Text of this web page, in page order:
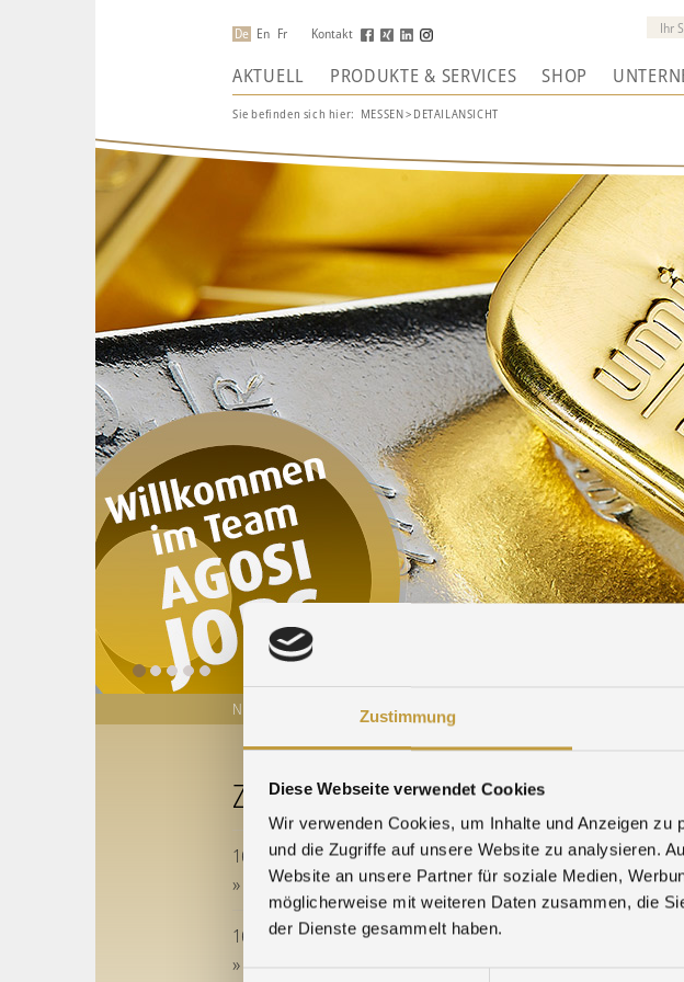
Zustimmung
Diese Webseite verwendet Cookies
Wir verwenden Cookies, um Inhalte und Anzeigen
und die Zugriffe auf unsere Website zu analysieren.
Website an unsere Partner für soziale Medien,
möglicherweise mit weiteren Daten zusammen, die
der Dienste gesammelt haben.
De En Fr Kontakt
AKTUELL PRODUKTE & SERVICES SHOP
Sie befinden sich hier: MESSEN> DETAILANSICHT
NACHRICHTEN EDELMETALLKURSE
ZU DEN MESSEN
16.06.2026 - 19.06.2026
» EPHJ 2026
16.06.2026 - 18.06.2026
» Stanztec 2026